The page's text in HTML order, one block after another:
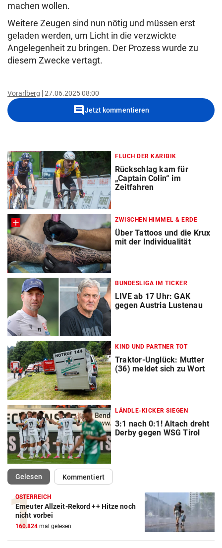
machen wollen.
Weitere Zeugen sind nun nötig und müssen erst
geladen werden, um Licht in die verzwickte
Angelegenheit zu bringen. Der Prozess wurde zu
diesem Zwecke vertagt.
Vorarlberg 27.06.2025 08:00
commentJetzt kommentieren
FLUCH DER KARIBIK
Rückschlag kam für
„Captain Colin“ im
Zeitfahren
ZWISCHEN HIMMEL & ERDE
Über Tattoos und die Krux
mit der Individualität
BUNDESLIGA IM TICKER
LIVE ab 17 Uhr: GAK
gegen Austria Lustenau
KIND UND PARTNER TOT
Traktor-Unglück: Mutter
(36) meldet sich zu Wort
LÄNDLE-KICKER SIEGEN
3:1 nach 0:1! Altach dreht
Derby gegen WSG Tirol
Gelesen(ausgewählt)Kommentiert
ÖSTERREICH
Erneuter Allzeit-Rekord ++ Hitze noch
nicht vorbei
160.824 mal gelesen